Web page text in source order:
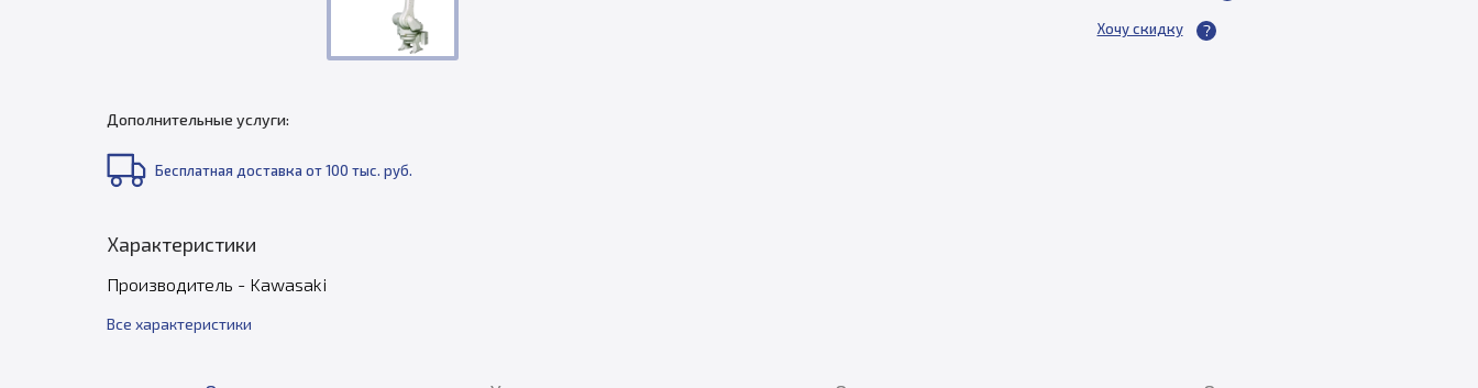
Хочу скидку
Дополнительные услуги:
Бесплатная доставка от 100 тыс. руб.
Характеристики
Производитель - Kawasaki
Все характеристики